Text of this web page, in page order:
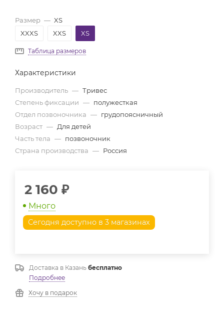
Размер — XS
XXXS
XXS XS
Таблица размеров
Характеристики
Производитель — Тривес
Степень фиксации — полужесткая
Отдел позвоночника — грудопоясничный
Возраст — Для детей
Часть тела — позвоночник
Страна производства — Россия
2 160 ₽
Много
Сегодня доступно в 3 магазинах
Доставка в Казань бесплатно
Подробнее
Хочу в подарок